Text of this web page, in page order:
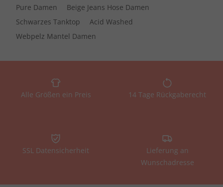
Pure Damen
Beige Jeans Hose Damen
Schwarzes Tanktop
Acid Washed
Webpelz Mantel Damen
Alle Größen ein Preis 14 Tage Rückgaberecht
SSL Datensicherheit
Lieferung an
Wunschadresse